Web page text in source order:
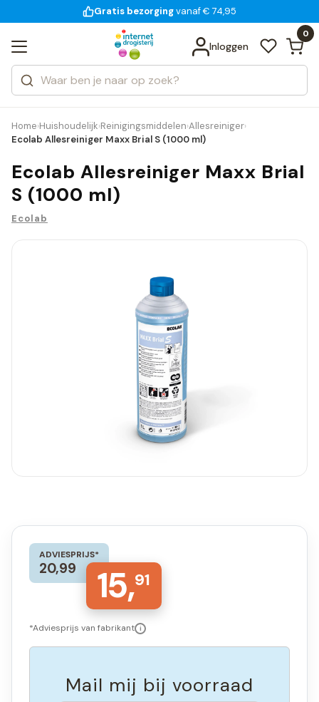
voor 18:00 uur besteld
Gratis bezorgingvanaf € 74,95
Inloggen
0
Zoeken
Categorieën
Merken
Bekijk alle resultaten
Home›Huishoudelijk›Reinigingsmiddelen›Allesreiniger›
Ecolab Allesreiniger Maxx Brial S (1000 ml)
Ecolab Allesreiniger Maxx Brial
S (1000 ml)
Ecolab
ADVIESPRIJS*
20,99 15,91
*Adviesprijs van fabrikant i
Mail mij bij voorraad